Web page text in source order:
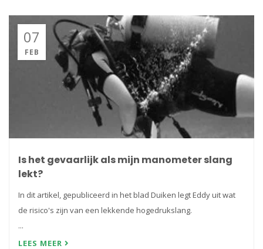
07
FEB
Is het gevaarlijk als mijn manometer slang
lekt?
In dit artikel, gepubliceerd in het blad Duiken legt Eddy uit wat
de risico's zijn van een lekkende hogedrukslang.
...
LEES MEER